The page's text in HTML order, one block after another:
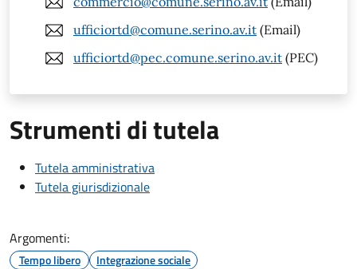
ufficiortd@comune.serino.av.it (Email)
ufficiortd@pec.comune.serino.av.it (PEC)
Strumenti di tutela
Tutela amministrativa
Tutela giurisdizionale
Argomenti:
Tempo libero Integrazione sociale